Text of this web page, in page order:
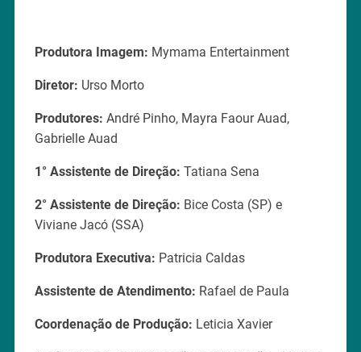
Produtora Imagem: Mymama Entertainment
Diretor: Urso Morto
Produtores: André Pinho, Mayra Faour Auad,
Gabrielle Auad
1° Assistente de Direção: Tatiana Sena
2° Assistente de Direção: Bice Costa (SP) e
Viviane Jacó (SSA)
Produtora Executiva: Patricia Caldas
Assistente de Atendimento: Rafael de Paula
Coordenação de Produção: Leticia Xavier